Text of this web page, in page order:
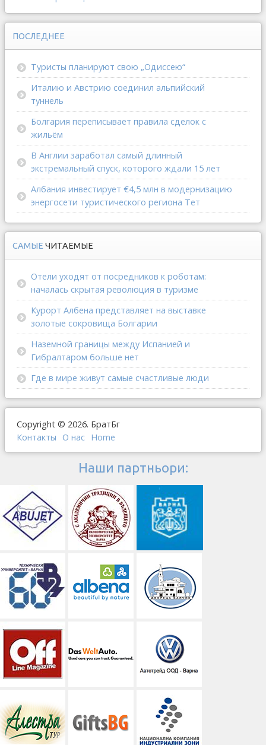
ПОСЛЕДНЕЕ
Туристы планируют свою „Одиссею“
Италию и Австрию соединил альпийский
туннель
Болгария переписывает правила сделок с
жильём
В Англии заработал самый длинный
экстремальный спуск, которого ждали 15 лет
Албания инвестирует €4,5 млн в модернизацию
энергосети туристического региона Тет
САМЫЕ ЧИТАЕМЫЕ
Отели уходят от посредников к роботам:
началась скрытая революция в туризме
Курорт Албена представляет на выставке
золотые сокровища Болгарии
Наземной границы между Испанией и
Гибралтаром больше нет
Где в мире живут самые счастливые люди
Copyright © 2026. БратБг
Контакты
О наc Home
Наши партньори: